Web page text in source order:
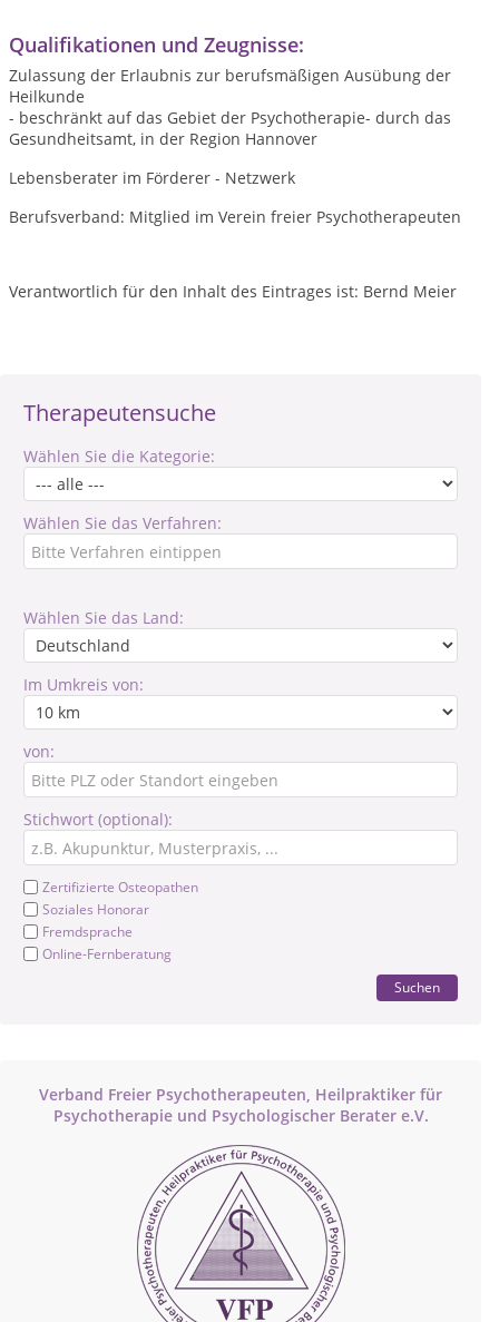
Therapeutensuche
Wählen Sie die Kategorie:
Wählen Sie das Verfahren:
Wählen Sie das Land:
Im Umkreis von:
von:
Stichwort (optional):
Zertifizierte Osteopathen
Soziales Honorar
Fremdsprache
Online-Fernberatung
Suchen
Verband Freier Psychotherapeuten, Heilpraktiker für
Psychotherapie und Psychologischer Berater e.V.
Qualifikationen und Zeugnisse:
Zulassung der Erlaubnis zur berufsmäßigen Ausübung der
Heilkunde
- beschränkt auf das Gebiet der Psychotherapie- durch das
Gesundheitsamt, in der Region Hannover
Lebensberater im Förderer - Netzwerk
Berufsverband: Mitglied im Verein freier Psychotherapeuten
Verantwortlich für den Inhalt des Eintrages ist: Bernd Meier